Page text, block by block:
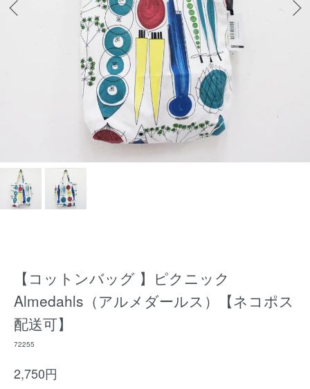
【コットンバッグ 】ピクニック
Almedahls（アルメダールス）【ネコポス
配送可】
72255
2,750円